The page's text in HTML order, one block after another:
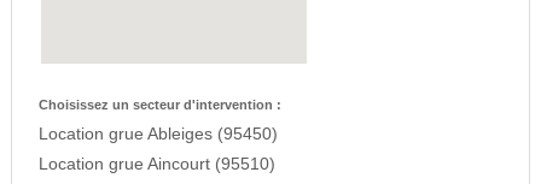
Choisissez un secteur d'intervention :
Location grue Ableiges (95450)
Location grue Aincourt (95510)